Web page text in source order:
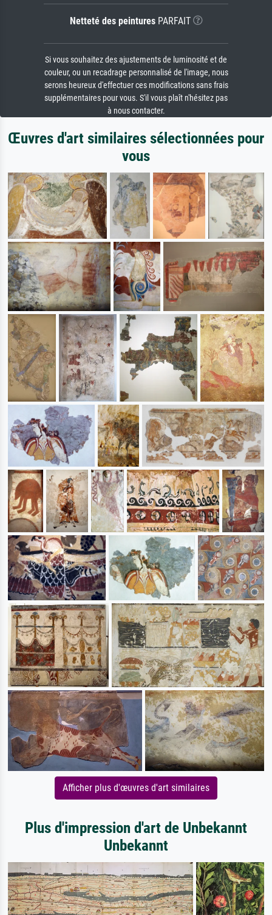
Netteté des peinturesPARFAIT
Si vous souhaitez des ajustements de luminosité et de
couleur, ou un recadrage personnalisé de l'image, nous
serons heureux d'effectuer ces modifications sans frais
supplémentaires pour vous. S'il vous plaît n'hésitez pas
à nous contacter.
Œuvres d'art similaires sélectionnées pour
vous
Afficher plus d'œuvres d'art similaires
Plus d'impression d'art de Unbekannt
Unbekannt